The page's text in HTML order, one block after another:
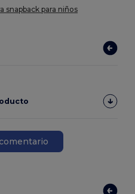
snapback para niños